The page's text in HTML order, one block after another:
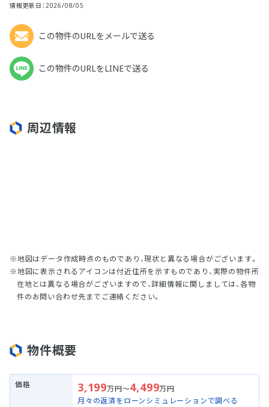
情報更新日：2026/08/05
この物件のURLをメールで送る
この物件のURLをLINEで送る
周辺情報
地図はデータ作成時点のものであり、現状と異なる場合がございます。
地図に表示されるアイコンは付近住所を示すものであり、実際の物件所
在地とは異なる場合がございますので、詳細情報に関しましては、各物
件のお問い合わせ先までご連絡ください。
物件概要
価格 3,199万円～4,499万円
月々の返済をローンシミュレーションで調べる